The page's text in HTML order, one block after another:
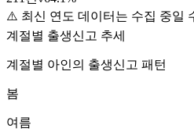
⚠️ 최신 연도 데이터는 수집 중일
계절별 출생신고 추세
계절별 아인의 출생신고 패턴
봄
여름